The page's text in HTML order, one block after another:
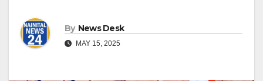
By News Desk
MAY 15, 2025